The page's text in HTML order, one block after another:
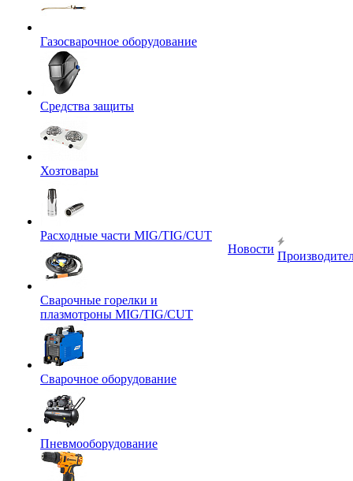
Газосварочное оборудование
Средства защиты
Хозтовары
Расходные части MIG/TIG/CUT
Сварочные горелки и
плазмотроны MIG/TIG/CUT
Сварочное оборудование
Пневмооборудование
Новости